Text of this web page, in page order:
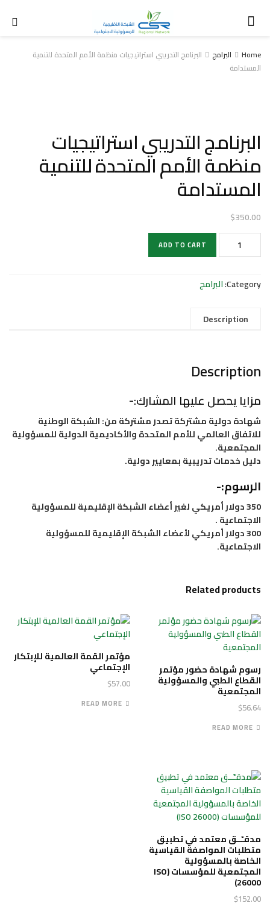
Home البرامج
البرنامج التدريبي استراتيجيات منظمة الأمم المتحدة للتنمية
المستدامة
البرنامج التدريبي استراتيجيات
منظمة الأمم المتحدة للتنمية
المستدامة
$350.00
البرنامج
التدريبي
منظمة
الأمم
للتنمية
ADD TO CART
Category: البرامج
Description
Description
مزايا يحصل عليها المشارك:-
شهادة دولية مشتركة تصدر مشتركة من: الشبكة الوطنية
للاتفاق العالمي للأمم المتحدة والأكاديمية الدولية للمسؤولية
المجتمعية.
دليل خدمات تدريبية بمعايير دولية.
الرسوم:-
350 دولار أمريكي لغير أعضاء الشبكة الإقليمية للمسؤولية
الاجتماعية .
300 دولار أمريكي لأعضاء الشبكة الإقليمية للمسؤولية
الاجتماعية.
Related products
رسوم شهادة حضور مؤتمر
القطاع الطبي والمسؤولية
المجتمعية
$56.64
READ MORE
مؤتمر القمة العالمية للإبتكار
الإجتماعي
$57.00
READ MORE
مدقـّــق معتمد في تطبيق
متطلبات المواصفة القياسية
الخاصة بالمسؤولية
المجتمعية للمؤسسات (ISO
26000)
$152.00